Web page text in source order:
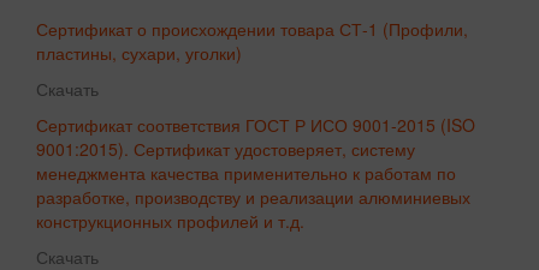
Сертификат о происхождении товара СТ-1 (Профили,
пластины, сухари, уголки)
Скачать
Сертификат соответствия ГОСТ Р ИСО 9001-2015 (ISO
9001:2015). Сертификат удостоверяет, систему
менеджмента качества применительно к работам по
разработке, производству и реализации алюминиевых
конструкционных профилей и т.д.
Скачать